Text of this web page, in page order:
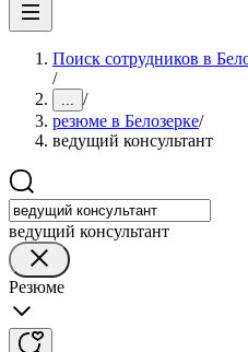
Поиск сотрудников в
/
... /
резюме в Белозерке/
ведущий консультант
ведущий консультант
Резюме